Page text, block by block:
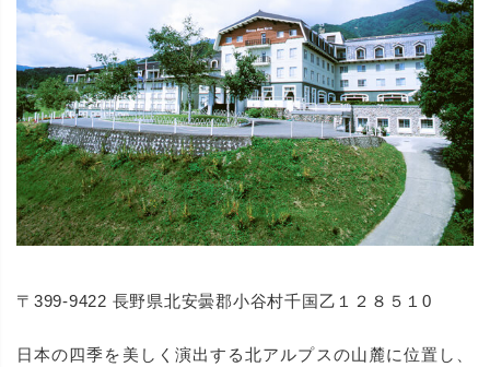
〒399-9422 長野県北安曇郡小谷村千国乙１２８５１0
日本の四季を美しく演出する北アルプスの山麓に位置し、